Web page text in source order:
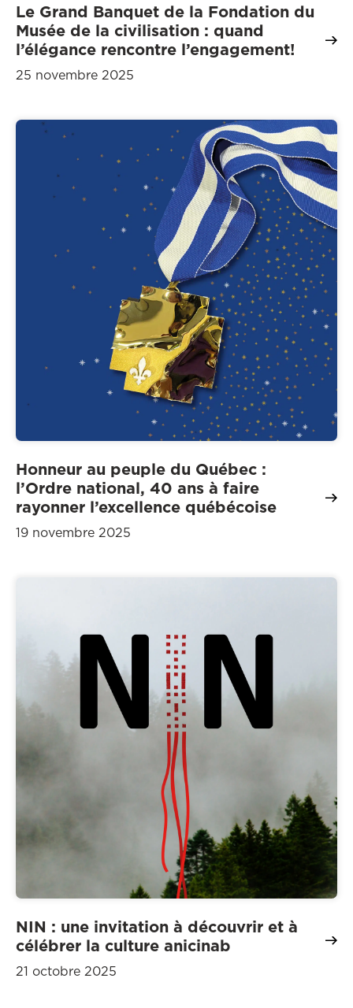
Le Grand Banquet de la Fondation du
Musée de la civilisation : quand
l’élégance rencontre l’engagement!
25 novembre 2025
Honneur au peuple du Québec :
l’Ordre national, 40 ans à faire
rayonner l’excellence québécoise
19 novembre 2025
NIN : une invitation à découvrir et à
célébrer la culture anicinab
21 octobre 2025